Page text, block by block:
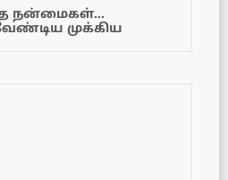
நன்மைகள்…
முக்கிய